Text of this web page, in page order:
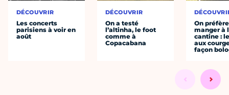
DÉCOUVRIR
Les concerts
parisiens à voir en
août
DÉCOUVRIR
On a testé
l’altinha, le foot
comme à
Copacabana
On préfère
manger à
cantine :
aux
façon